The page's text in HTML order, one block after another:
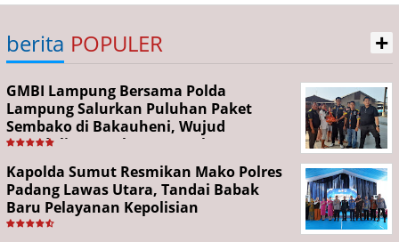
berita POPULER +
GMBI Lampung Bersama Polda
Lampung Salurkan Puluhan Paket
Sembako di Bakauheni, Wujud
Kepedulian Sambut HUT RI ke-81
Kapolda Sumut Resmikan Mako Polres
Padang Lawas Utara, Tandai Babak
Baru Pelayanan Kepolisian